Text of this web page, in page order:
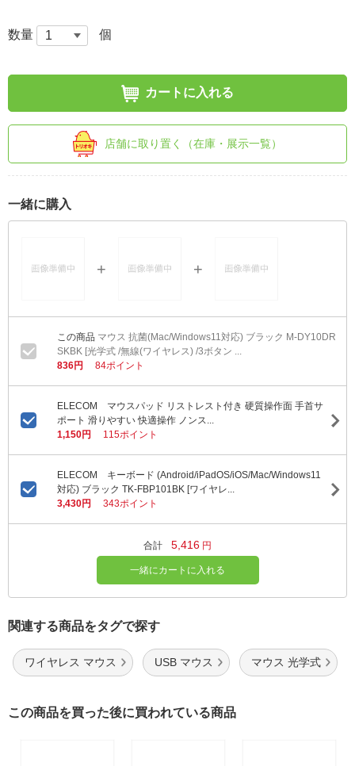
数量 個
カートに入れる
店舗に取り置く（在庫・展示一覧）
一緒に購入
マウス 抗菌(Mac/Windows11対応) ブラック M-DY10DR
SKBK [光学式 /無線(ワイヤレス) /3ボタン ...
836円
84ポイント
ELECOM マウスパッド リストレスト付き 硬質操作面 手首サ
ポート 滑りやすい 快適操作 ノンス...
1,150円
115ポイント
ELECOM キーボード (Android/iPadOS/iOS/Mac/Windows11
対応) ブラック TK-FBP101BK [ワイヤレ...
3,430円
343ポイント
合計 5,416 円
一緒にカートに入れる
関連する商品をタグで探す
ワイヤレス マウス USB マウス マウス 光学式
この商品を買った後に買われている商品